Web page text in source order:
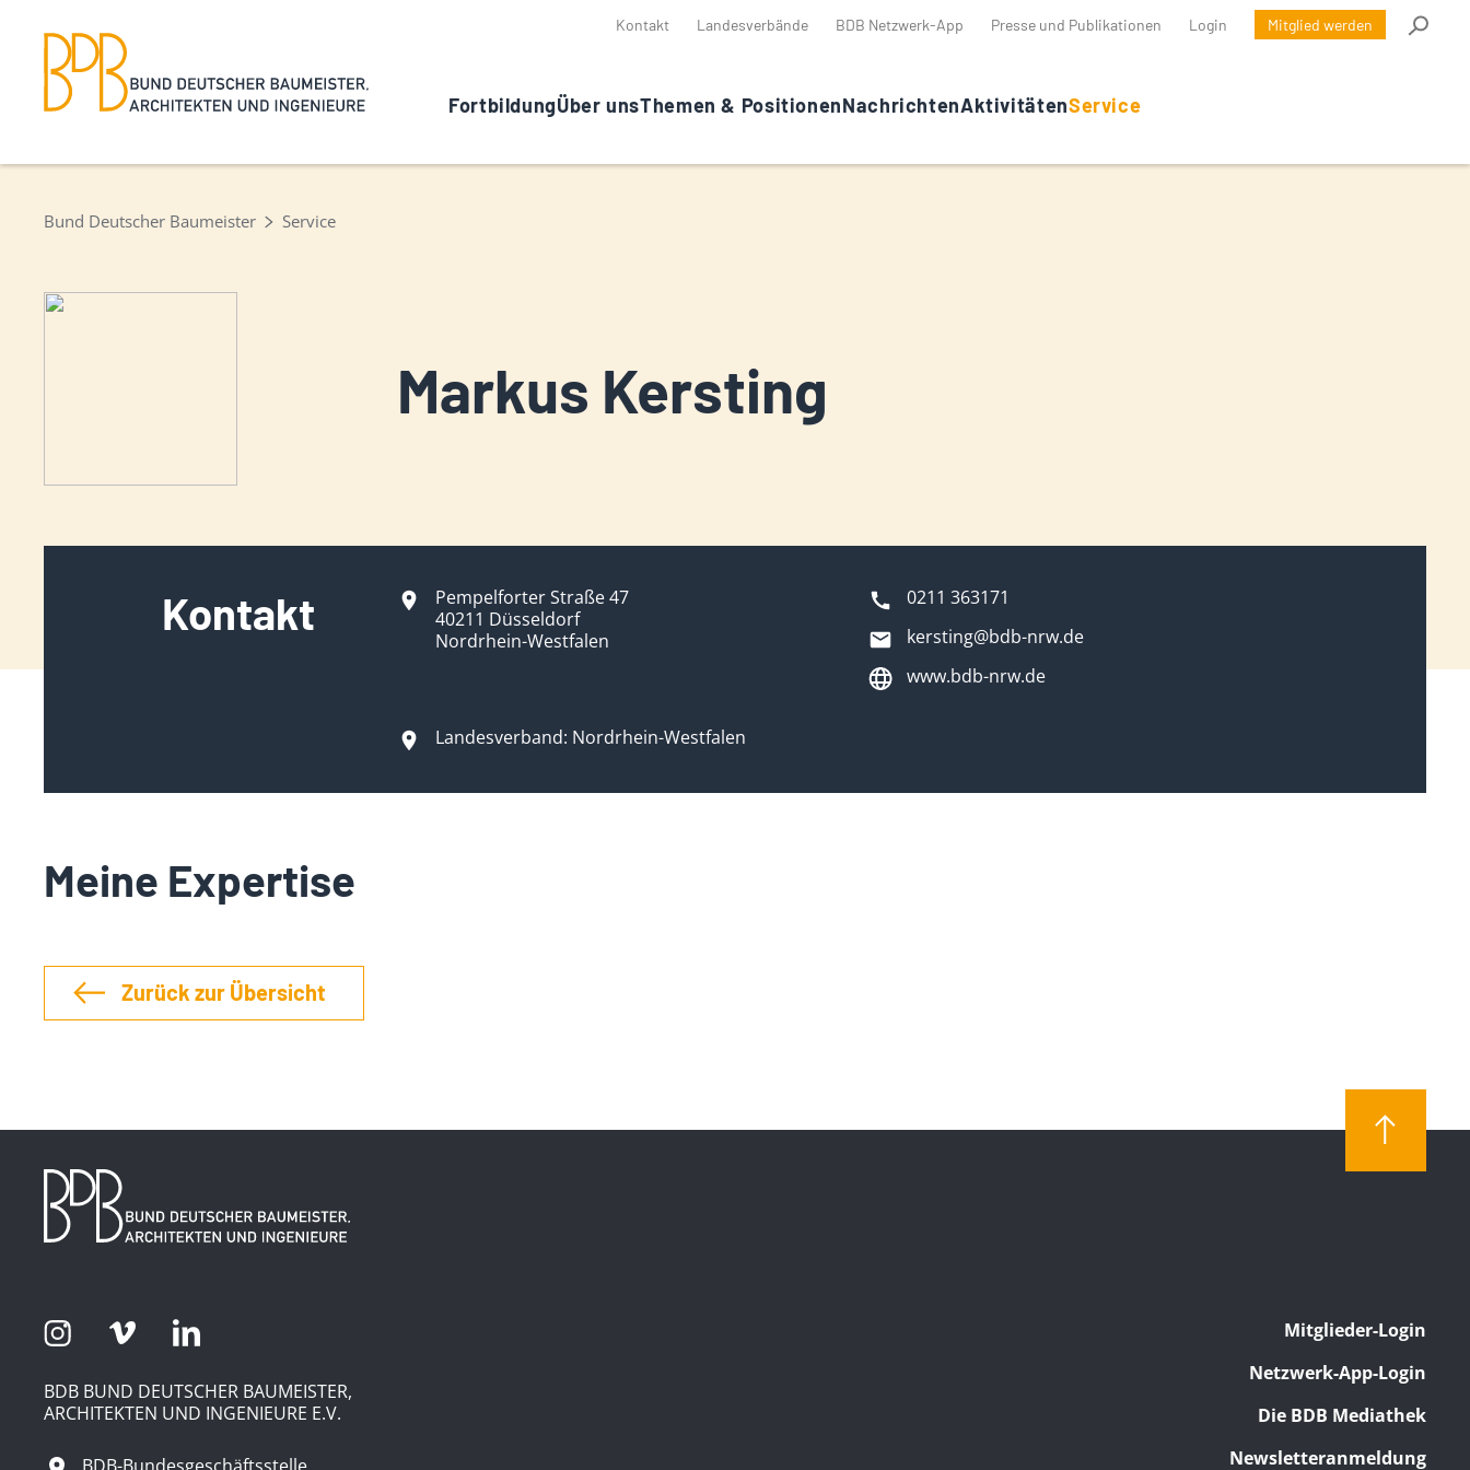
Kontakt Landesverbände BDB Netzwerk-App Presse und Publikationen Login Mitglied werden
FortbildungÜber unsThemen & PositionenNachrichtenAktivitätenService
Bund Deutscher Baumeister Service
Markus Kersting
Kontakt
Pempelforter Straße 47
40211 Düsseldorf
Nordrhein-Westfalen
0211 363171
kersting@bdb-nrw.de
www.bdb-nrw.de
Landesverband: Nordrhein-Westfalen
Meine Expertise
Zurück zur Übersicht
BDB BUND DEUTSCHER BAUMEISTER,
ARCHITEKTEN UND INGENIEURE E.V.
Mitglieder-Login
Netzwerk-App-Login
Die BDB Mediathek
Newsletteranmeldung